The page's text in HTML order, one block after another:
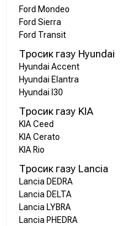
Ford Mondeo
Ford Sierra
Ford Transit
Тросик газу Hyundai
Hyundai Accent
Hyundai Elantra
Hyundai I30
Тросик газу KIA
KIA Ceed
KIA Cerato
KIA Rio
Тросик газу Lancia
Lancia DEDRA
Lancia DELTA
Lancia LYBRA
Lancia PHEDRA